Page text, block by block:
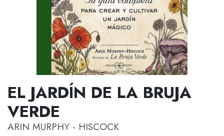
EL JARDÍN DE LA BRUJA
VERDE
ARIN MURPHY - HISCOCK